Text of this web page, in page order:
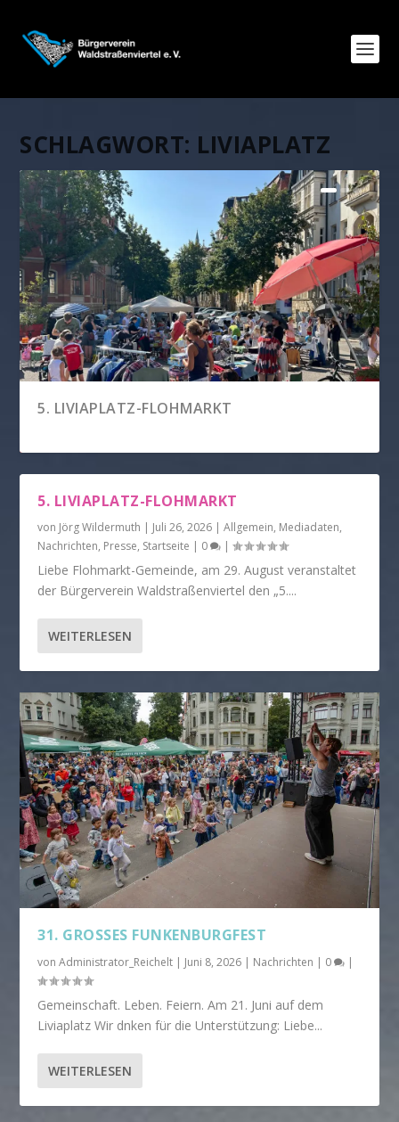
SCHLAGWORT: LIVIAPLATZ
5. LIVIAPLATZ-FLOHMARKT
31. GROSSES FUNKENBURGFEST
GROSSE ZUSTIMMUNG ZUM V
ERKEHRSBERUHIGTEN LIVIAPLATZ...
5. LIVIAPLATZ-FLOHMARKT
von Jörg Wildermuth | Juli 26, 2026 |Allgemein, Mediadaten,
Nachrichten, Presse, Startseite | 0 |
Liebe Flohmarkt-Gemeinde, am 29. August veranstaltet
der Bürgerverein Waldstraßenviertel den „5....
WEITERLESEN
31. GROSSES FUNKENBURGFEST
vonAdministrator_Reichelt | Juni 8, 2026 | Nachrichten | 0 |
Gemeinschaft. Leben. Feiern. Am 21. Juni auf dem
Liviaplatz Wir dnken für die Unterstützung: Liebe...
WEITERLESEN